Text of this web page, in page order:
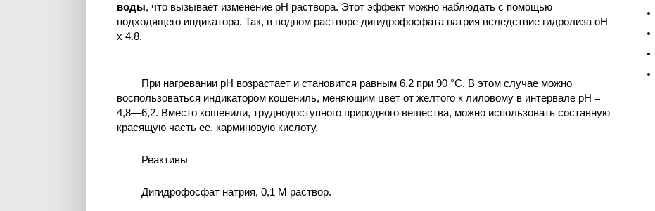
воды, что вызывает изменение рН раствора. Этот эффект можно наблюдать с помощью
подходящего индикатора. Так, в водном растворе дигидрофосфата натрия вследствие гидролиза оН
х 4.8.
При нагревании рН возрастает и становится равным 6,2 при 90 °С. В этом случае можно
воспользоваться индикатором кошениль, меняющим цвет от желтого к лиловому в интервале рН =
4,8—6,2. Вместо кошенили, труднодоступного природного вещества, можно использовать составную
красящую часть ее, карминовую кислоту.
Реактивы
Дигидрофосфат натрия, 0,1 М раствор.